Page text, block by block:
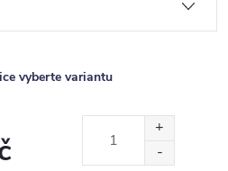
vyberte variantu